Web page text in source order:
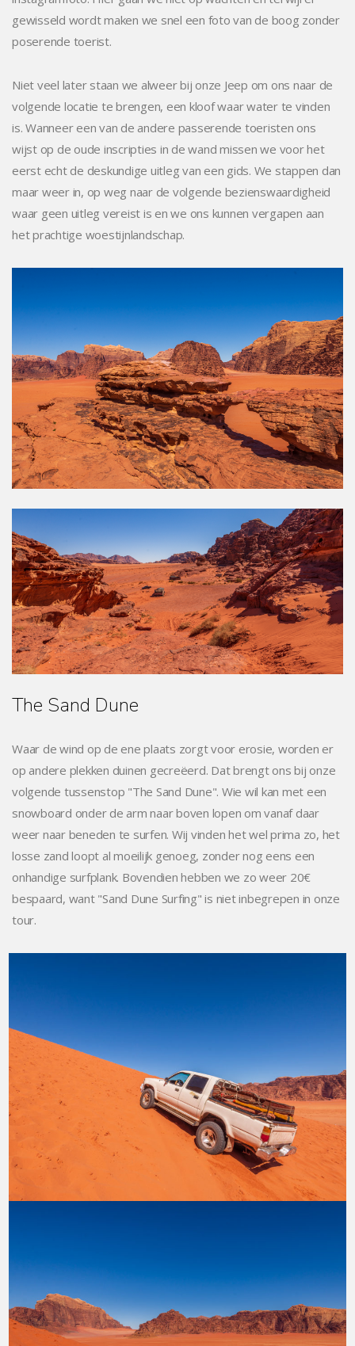
gewisseld wordt maken we snel een foto van de boog zonder
poserende toerist.
Niet veel later staan we alweer bij onze Jeep om ons naar de
volgende locatie te brengen, een kloof waar water te vinden
is. Wanneer een van de andere passerende toeristen ons
wijst op de oude inscripties in de wand missen we voor het
eerst echt de deskundige uitleg van een gids. We stappen dan
maar weer in, op weg naar de volgende bezienswaardigheid
waar geen uitleg vereist is en we ons kunnen vergapen aan
het prachtige woestijnlandschap.
The Sand Dune
Waar de wind op de ene plaats zorgt voor erosie, worden er
op andere plekken duinen gecreëerd. Dat brengt ons bij onze
volgende tussenstop "The Sand Dune". Wie wil kan met een
snowboard onder de arm naar boven lopen om vanaf daar
weer naar beneden te surfen. Wij vinden het wel prima zo, het
losse zand loopt al moeilijk genoeg, zonder nog eens een
onhandige surfplank. Bovendien hebben we zo weer 20€
bespaard, want "Sand Dune Surfing" is niet inbegrepen in onze
tour.